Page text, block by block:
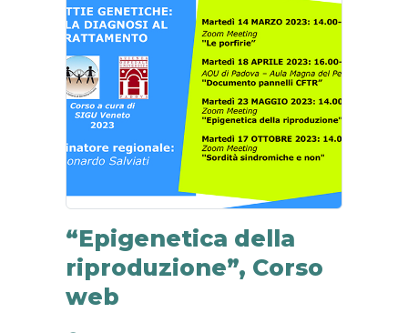
“Epigenetica della
riproduzione”, Corso
web